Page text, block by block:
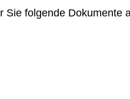
folgende Dokumente